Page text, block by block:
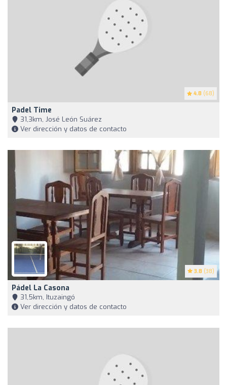
4.8 (68)
Padel Time
31,3km, José León Suárez
Ver dirección y datos de contacto
3.8 (38)
Pádel La Casona
31,5km, Ituzaingó
Ver dirección y datos de contacto